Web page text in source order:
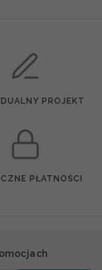
PROJEKT
PŁATNOŚCI